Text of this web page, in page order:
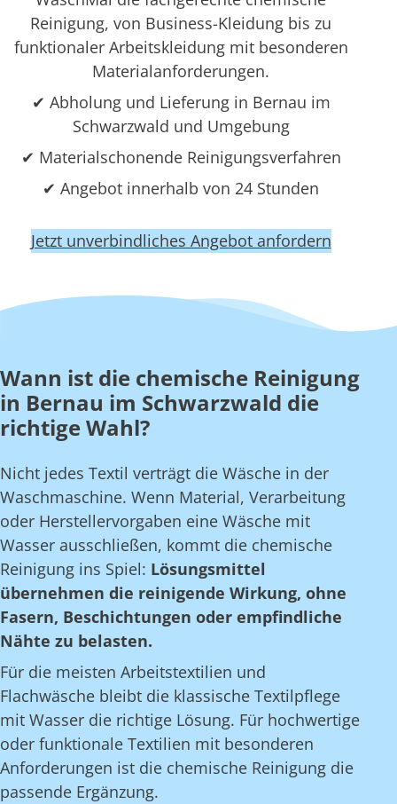
Reinigung, von Business-Kleidung bis zu
funktionaler Arbeitskleidung mit besonderen
Materialanforderungen.
✔ Abholung und Lieferung in Bernau im
Schwarzwald und Umgebung
✔ Materialschonende Reinigungsverfahren
✔ Angebot innerhalb von 24 Stunden
Jetzt unverbindliches Angebot anfordern
Wann ist die chemische Reinigung
in Bernau im Schwarzwald die
richtige Wahl?
Nicht jedes Textil verträgt die Wäsche in der
Waschmaschine. Wenn Material, Verarbeitung
oder Herstellervorgaben eine Wäsche mit
Wasser ausschließen, kommt die chemische
Reinigung ins Spiel: Lösungsmittel
übernehmen die reinigende Wirkung, ohne
Fasern, Beschichtungen oder empfindliche
Nähte zu belasten.
Für die meisten Arbeitstextilien und
Flachwäsche bleibt die klassische Textilpflege
mit Wasser die richtige Lösung. Für hochwertige
oder funktionale Textilien mit besonderen
Anforderungen ist die chemische Reinigung die
passende Ergänzung.